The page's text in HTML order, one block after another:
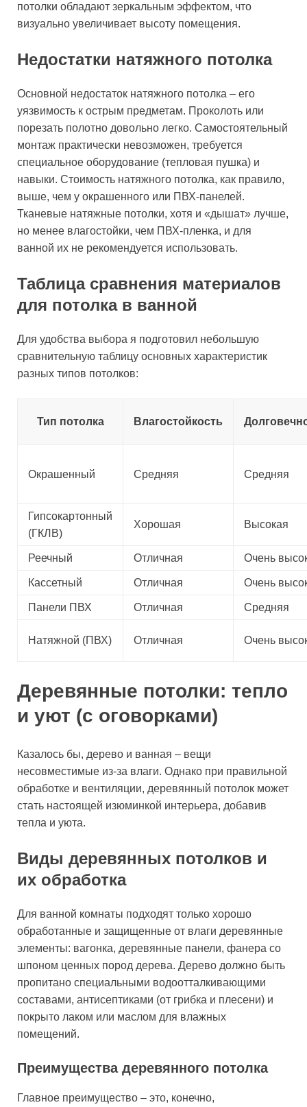
потолки обладают зеркальным эффектом, что
визуально увеличивает высоту помещения.
Недостатки натяжного потолка
Основной недостаток натяжного потолка – его
уязвимость к острым предметам. Проколоть или
порезать полотно довольно легко. Самостоятельный
монтаж практически невозможен, требуется
специальное оборудование (тепловая пушка) и
навыки. Стоимость натяжного потолка, как правило,
выше, чем у окрашенного или ПВХ-панелей.
Тканевые натяжные потолки, хотя и «дышат» лучше,
но менее влагостойки, чем ПВХ-пленка, и для
ванной их не рекомендуется использовать.
Таблица сравнения материалов
для потолка в ванной
Для удобства выбора я подготовил небольшую
сравнительную таблицу основных характеристик
разных типов потолков:
Тип потолка Влагостойкость
Окрашенный Средняя Средняя
Гипсокартонный
(ГКЛВ)
Хорошая Высокая
Реечный Отличная Очень
Кассетный Отличная Очень
Панели ПВХ Отличная Средняя
Натяжной (ПВХ) Отличная Очень
Деревянные потолки: тепло
и уют (с оговорками)
Казалось бы, дерево и ванная – вещи
несовместимые из-за влаги. Однако при правильной
обработке и вентиляции, деревянный потолок может
стать настоящей изюминкой интерьера, добавив
тепла и уюта.
Виды деревянных потолков и
их обработка
Для ванной комнаты подходят только хорошо
обработанные и защищенные от влаги деревянные
элементы: вагонка, деревянные панели, фанера со
шпоном ценных пород дерева. Дерево должно быть
пропитано специальными водоотталкивающими
составами, антисептиками (от грибка и плесени) и
покрыто лаком или маслом для влажных
помещений.
Преимущества деревянного потолка
Главное преимущество – это, конечно,